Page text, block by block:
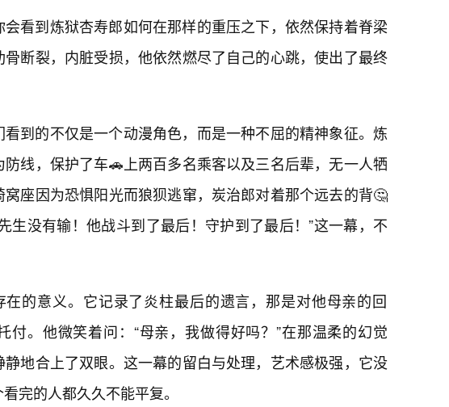
看到炼狱杏寿郎如何在那样的重压之下，依然保持着脊梁
断裂，内脏受损，他依然燃尽了自己的心跳，使出了最终
到的不仅是一个动漫角色，而是一种不屈的精神象征。炼
线，保护了车🚗上两百多名乘客以及三名后辈，无一人牺
座因为恐惧阳光而狼狈逃窜，炭治郎对着那个远去的背🤔
生没有输！他战斗到了最后！守护到了最后！”这一幕，不
在的意义。它记录了炎柱最后的遗言，那是对他母亲的回
付。他微笑着问：“母亲，我做得好吗？”在那温柔的幻觉
地合上了双眼。这一幕的留白与处理，艺术感极强，它没
完的人都久久不能平复。